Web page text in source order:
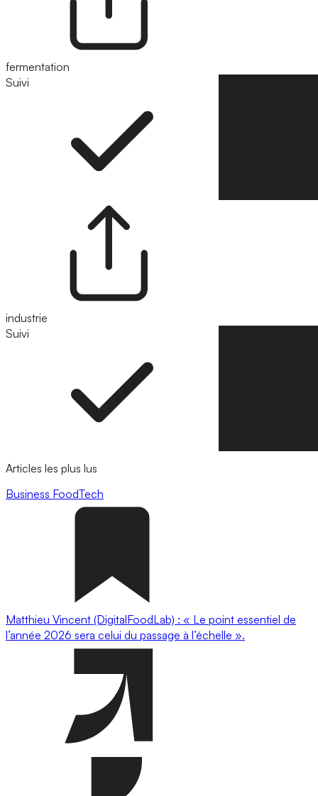
fermentation
Suivi
industrie
Suivi
Articles les plus lus
Business FoodTech
Matthieu Vincent (DigitalFoodLab) : « Le point essentiel de
l’année 2026 sera celui du passage à l’échelle ».